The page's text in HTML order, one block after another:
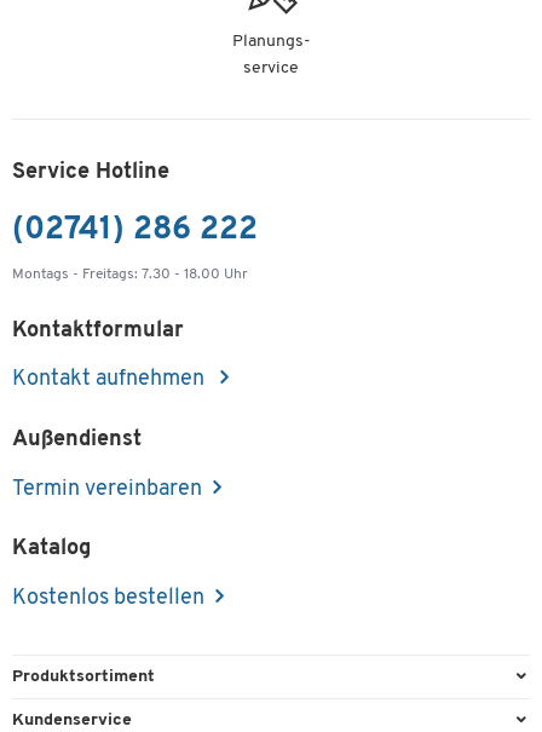
Planungs-
service
Service Hotline
(02741) 286 222
Montags - Freitags: 7.30 - 18.00 Uhr
Kontaktformular
Kontakt aufnehmen
Außendienst
Termin vereinbaren
Katalog
Kostenlos bestellen
Produktsortiment
Büroausstattung
Kundenservice